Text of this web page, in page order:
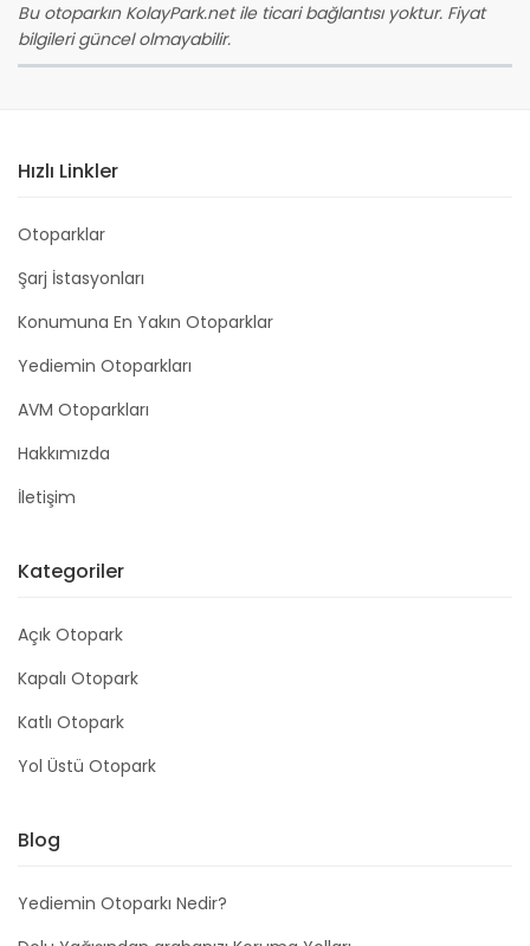
Bu otoparkın KolayPark.net ile ticari bağlantısı yoktur. Fiyat
bilgileri güncel olmayabilir.
Hızlı Linkler
Otoparklar
Şarj İstasyonları
Konumuna En Yakın Otoparklar
Yediemin Otoparkları
AVM Otoparkları
Hakkımızda
İletişim
Kategoriler
Açık Otopark
Kapalı Otopark
Katlı Otopark
Yol Üstü Otopark
Blog
Yediemin Otoparkı Nedir?